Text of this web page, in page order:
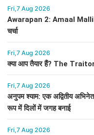
Fri,7 Aug 2026
Awarapan 2: Amaal
चर्चा
Fri,7 Aug 2026
क्या आप तैयार हैं? The
Fri,7 Aug 2026
अनुपम श्याम: एक अद्वितीय
रूप में दिलों में जगह बनाई
Fri,7 Aug 2026